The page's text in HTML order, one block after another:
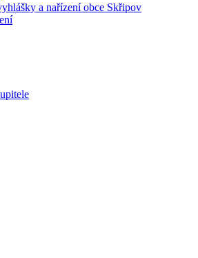
a nařízení obce Skřipov